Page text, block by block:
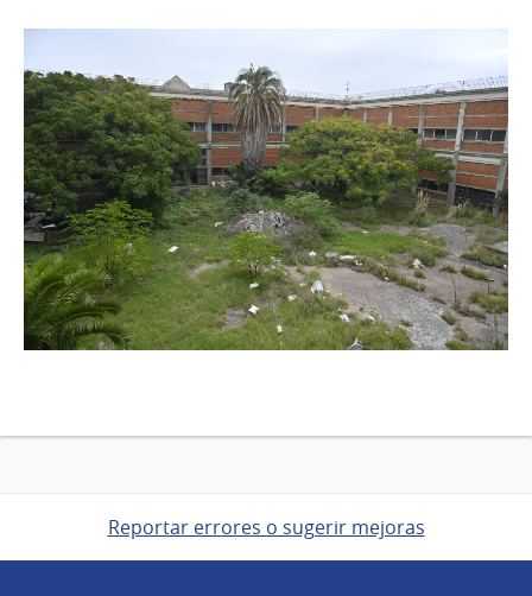
Reportar errores o sugerir mejoras